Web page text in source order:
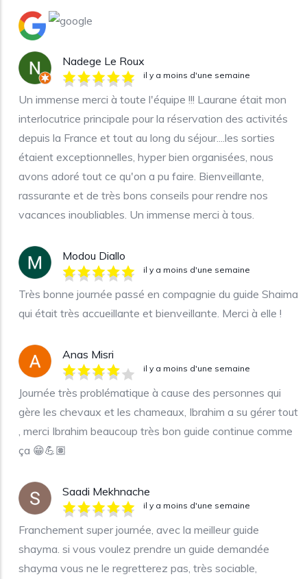
Nadege Le Roux
il y a moins d'une semaine
Un immense merci à toute l'équipe !!! Laurane était mon
interlocutrice principale pour la réservation des activités
depuis la France et tout au long du séjour....les sorties
étaient exceptionnelles, hyper bien organisées, nous
avons adoré tout ce qu'on a pu faire. Bienveillante,
rassurante et de très bons conseils pour rendre nos
vacances inoubliables. Un immense merci à tous.
Modou Diallo
il y a moins d'une semaine
Très bonne journée passé en compagnie du guide Shaima
qui était très accueillante et bienveillante. Merci à elle !
Anas Misri
il y a moins d'une semaine
Journée très problématique à cause des personnes qui
gère les chevaux et les chameaux, Ibrahim a su gérer tout
, merci Ibrahim beaucoup très bon guide continue comme
ça 😁💪🏽
Saadi Mekhnache
il y a moins d'une semaine
Franchement super journée, avec la meilleur guide
shayma. si vous voulez prendre un guide demandée
shayma vous ne le regretterez pas, très sociable,